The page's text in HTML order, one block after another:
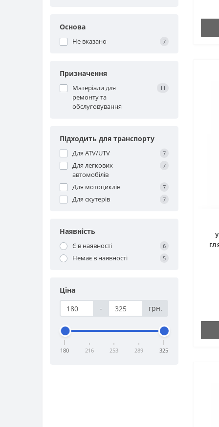
Основа
Не вказано 7
Призначення
Матеріали для
ремонту та
обслуговування
11
Підходить для транспорту
Для ATV/UTV 7
Для легкових
автомобілів
7
Для мотоциклів 7
Для скутерів 7
Наявність
Є в наявності 6
Немає в наявності 5
Ціна
-
грн.
180 216 253 289 325